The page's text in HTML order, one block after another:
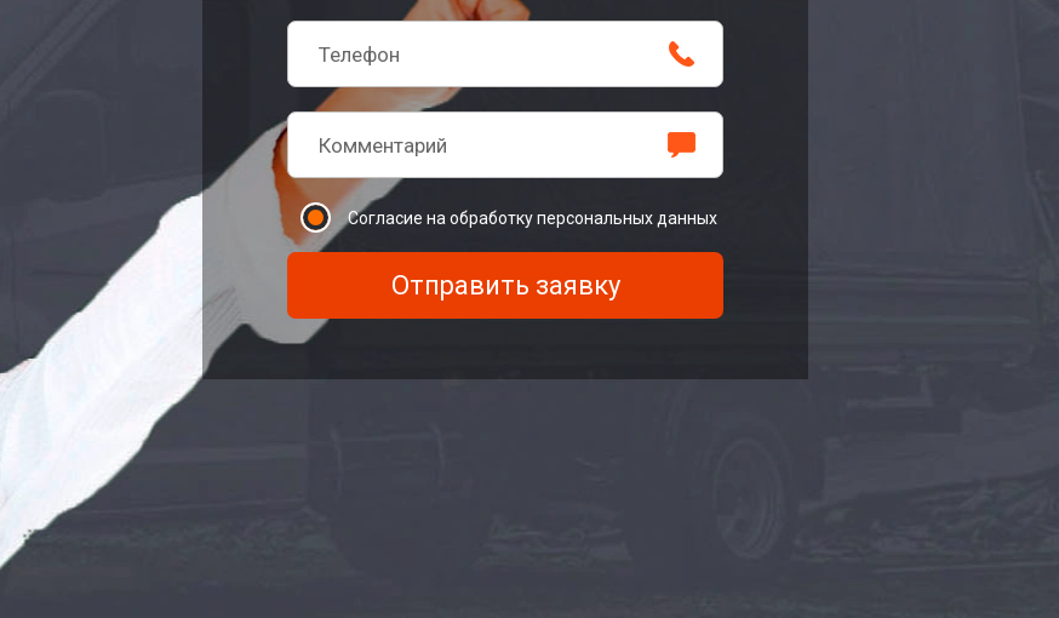
Согласие на обработку персональных данных
Отправить заявку